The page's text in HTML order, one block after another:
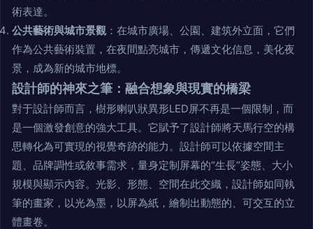
術表達。
公共藝術與城市景觀 ：在城市廣場、公園、建筑外立面，它們
作為公共藝術裝置，在夜間點亮城市，傳遞文化信息，美化夜
景，成為新的城市地標。
設計師的神來之筆：融合想象與現實的橋梁
對于設計師而言，樹形喇叭狀異形LED屏不再是一個限制，而
是一個激發創意的強大工具。它賦予了設計師將天馬行空的構
思轉化為可實現的視覺奇跡的能力。設計師可以依據空間主
題、品牌調性或敘事需求，量身定制屏幕的“生長”姿態、大小
規模與顯示內容。光影、形態、空間在此交織，設計師如同執
筆的畫家，以光為墨，以屏為紙，繪制出動態的、可交互的立
體畫卷。